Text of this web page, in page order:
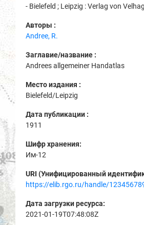
- Bielefeld ; Leipzig : Verlag von
Авторы :
Andree, R.
Заглавие/название :
Andrees allgemeiner Handatlas
Место издания :
Bielefeld/Leipzig
Дата публикации :
1911
Шифр хранения:
Им-12
URI (Унифицированный
https://elib.rgo.ru/handle/
Дата загрузки ресурса:
2021-01-19T07:48:08Z